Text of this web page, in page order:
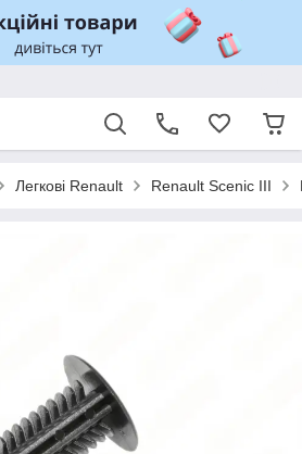
Легкові Renault Renault Scenic III